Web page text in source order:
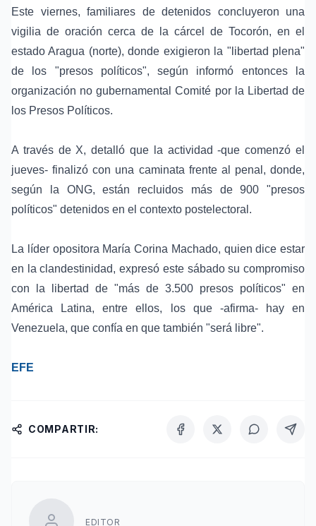
Este viernes, familiares de detenidos concluyeron una
vigilia de oración cerca de la cárcel de Tocorón, en el
estado Aragua (norte), donde exigieron la "libertad plena"
de los "presos políticos", según informó entonces la
organización no gubernamental Comité por la Libertad de
los Presos Políticos.
A través de X, detalló que la actividad -que comenzó el
jueves- finalizó con una caminata frente al penal, donde,
según la ONG, están recluidos más de 900 "presos
políticos" detenidos en el contexto postelectoral.
La líder opositora María Corina Machado, quien dice estar
en la clandestinidad, expresó este sábado su compromiso
con la libertad de "más de 3.500 presos políticos" en
América Latina, entre ellos, los que -afirma- hay en
Venezuela, que confía en que también "será libre".
EFE
COMPARTIR:
EDITOR